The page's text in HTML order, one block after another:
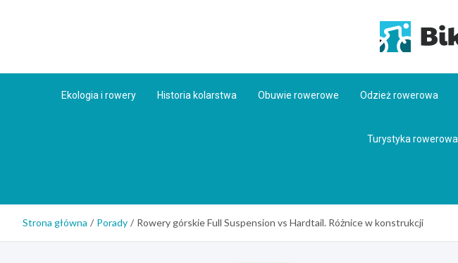
Ekologia i rowery Historia kolarstwa Obuwie rowerowe Odzież rowerowa
Turystyka rowerowa
Strona główna Porady Rowery górskie Full Suspension vs Hardtail. Różnice w konstrukcji